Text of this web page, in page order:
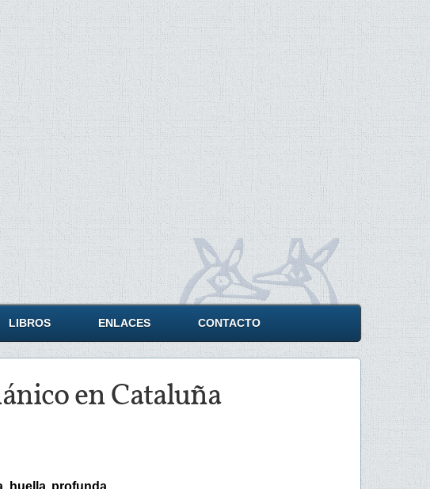
LIBROS ENLACES CONTACTO
en Cataluña
huella profunda